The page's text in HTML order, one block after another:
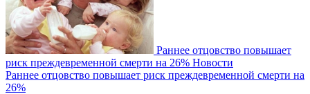
Раннее отцовство повышает
риск преждевременной смерти на 26% Новости
Раннее отцовство повышает риск преждевременной смерти на
26%